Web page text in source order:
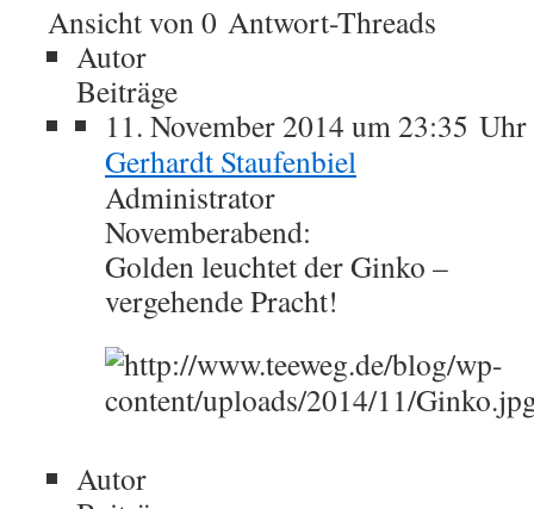
Ansicht von 0 Antwort-Threads
Autor
Beiträge
11. November 2014 um 23:35 Uhr
Gerhardt Staufenbiel
Administrator
Novemberabend:
Golden leuchtet der Ginko –
vergehende Pracht!
Autor